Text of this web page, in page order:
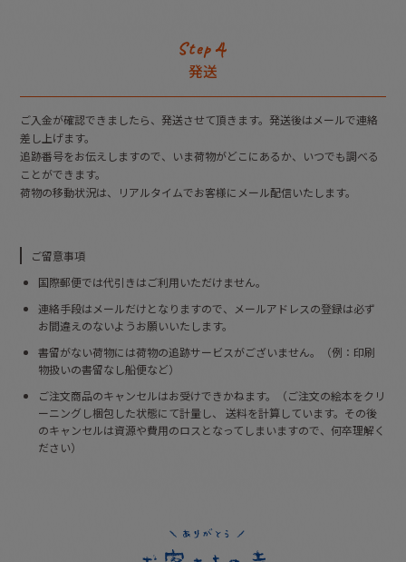
発送
ご入金が確認できましたら、発送させて頂きます。発送後はメールで連絡
差し上げます。
追跡番号をお伝えしますので、いま荷物がどこにあるか、いつでも調べる
ことができます。
荷物の移動状況は、リアルタイムでお客様にメール配信いたします。
ご留意事項
国際郵便では代引きはご利用いただけません。
連絡手段はメールだけとなりますので、メールアドレスの登録は必ず
お間違えのないようお願いいたします。
書留がない荷物には荷物の追跡サービスがございません。（例：印刷
物扱いの書留なし船便など）
ご注文商品のキャンセルはお受けできかねます。（ご注文の絵本をクリ
ーニングし梱包した状態にて計量し、
送料を計算しています。その後
のキャンセルは資源や費用のロスとなってしまいますので、何卒理解く
ださい）